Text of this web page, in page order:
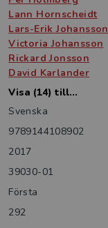
Lann Hornscheidt
Lars-Erik Johansson
Victoria Johansson
Rickard Jonsson
David Karlander
Visa (14) till...
Svenska
9789144108902
2017
39030-01
Första
292